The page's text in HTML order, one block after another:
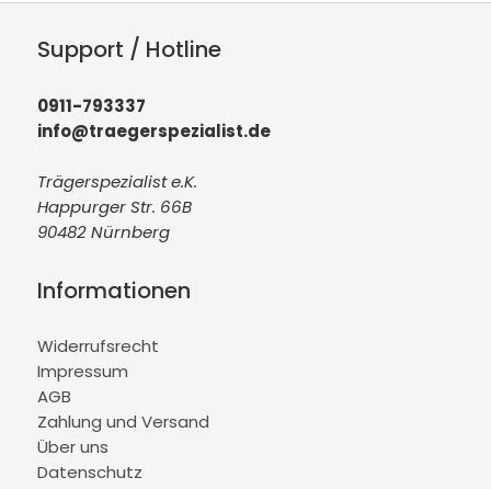
Support / Hotline
0911-793337
info@traegerspezialist.de
Trägerspezialist e.K.
Happurger Str. 66B
90482 Nürnberg
Informationen
Widerrufsrecht
Impressum
AGB
Zahlung und Versand
Über uns
Datenschutz